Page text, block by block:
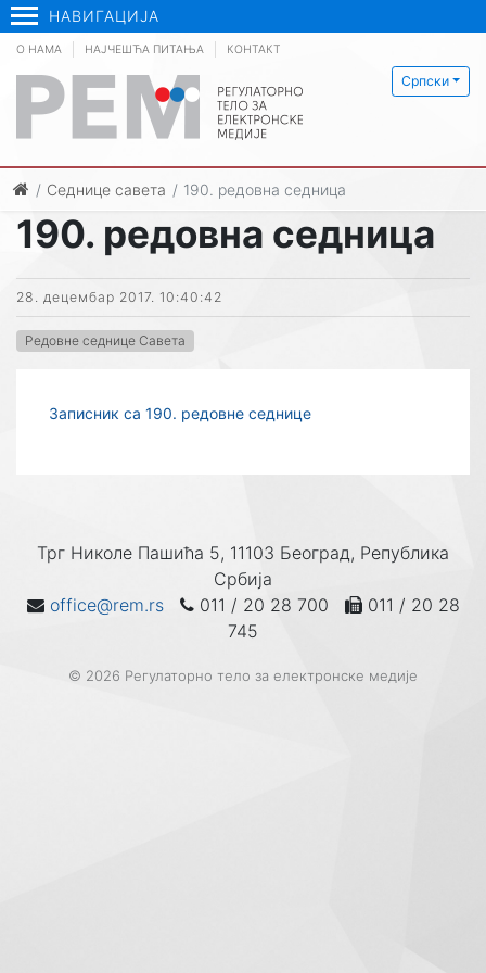
НАВИГАЦИЈА
Српски
О НАМА НАЈЧЕШЋА ПИТАЊА КОНТАКТ
Седнице савета 190. редовна седница
190. редовна седница
28. децембар 2017. 10:40:42
Редовне седнице Савета
Записник са 190. редовне седнице
Трг Николе Пашића 5, 11103 Београд, Република
Србија
office@rem.rs
011 / 20 28 700
011 / 20 28
745
© 2026 Регулаторно тело за електронске медије